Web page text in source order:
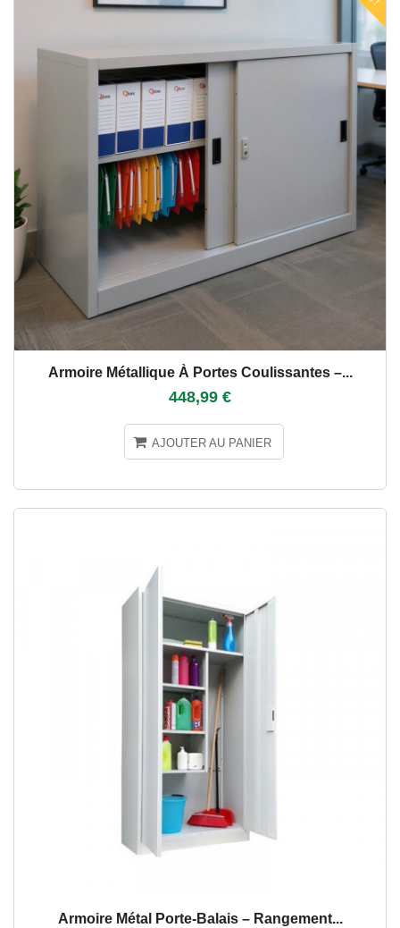
Armoire Métallique À Portes Coulissantes –...
448,99 €
AJOUTER AU PANIER
Armoire Métal Porte-Balais – Rangement...